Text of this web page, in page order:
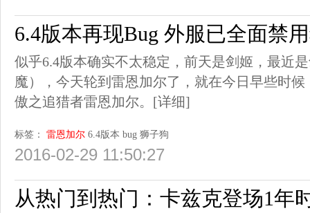
6.4版本再现Bug 外服已全面禁
似乎6.4版本确实不太稳定，前天是剑姬，最近
魔），今天轮到雷恩加尔了，就在今日早些时
傲之追猎者雷恩加尔。 [详细]
标签： 雷恩加尔 6.4版本 bug 狮子狗
2016-02-29 11:50:27
从热门到热门：卡兹克登场1年